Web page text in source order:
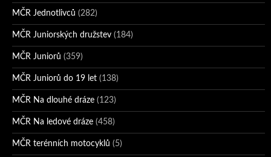
MČR Jednotlivců (282)
MČR Juniorských družstev (184)
MČR Juniorů (359)
MČR Juniorů do 19 let (138)
MČR Na dlouhé dráze (123)
MČR Na ledové dráze (458)
MČR terénních motocyklů (5)